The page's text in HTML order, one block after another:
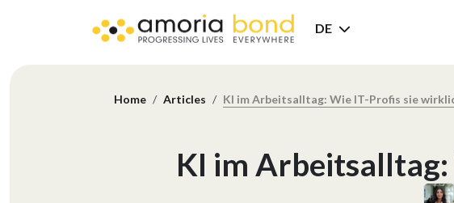
DE
Home Articles KI im Arbeitsalltag: Wie IT-Profis sie
KI im